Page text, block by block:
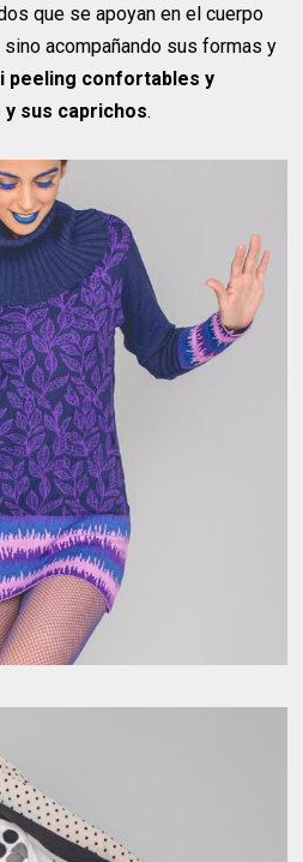
que se apoyan en el cuerpo
acompañando sus formas y
peeling confortables y
sus caprichos.